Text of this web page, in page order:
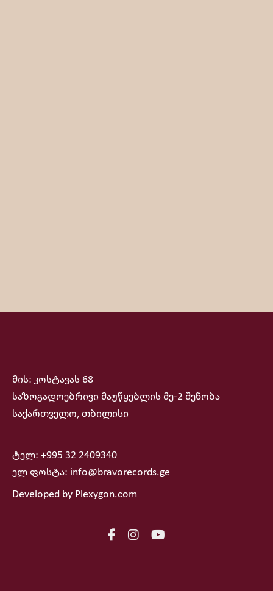
მის: კოსტავას 68
საზოგადოებრივი მაუწყებლის მე-2 შენობა
საქართველო, თბილისი
ტელ: +995 32 2409340
ელ ფოსტა: info@bravorecords.ge
Developed by Plexygon.com